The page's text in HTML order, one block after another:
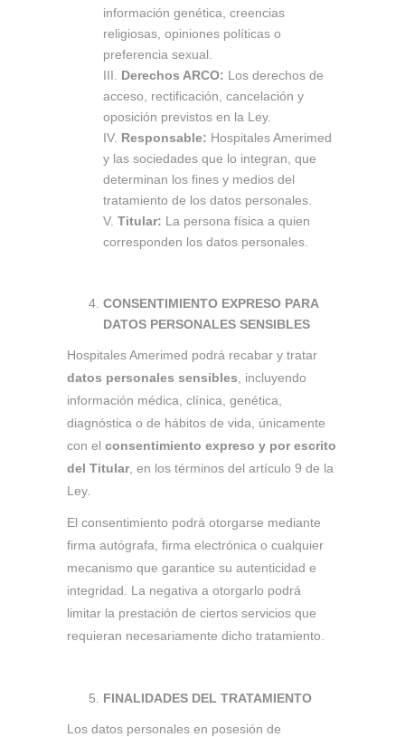
información genética, creencias
religiosas, opiniones políticas o
preferencia sexual.
III. Derechos ARCO: Los derechos de
acceso, rectificación, cancelación y
oposición previstos en la Ley.
IV. Responsable: Hospitales Amerimed
y las sociedades que lo integran, que
determinan los fines y medios del
tratamiento de los datos personales.
V. Titular: La persona física a quien
corresponden los datos personales.
CONSENTIMIENTO EXPRESO PARA
DATOS PERSONALES SENSIBLES
Hospitales Amerimed podrá recabar y tratar
datos personales sensibles , incluyendo
información médica, clínica, genética,
diagnóstica o de hábitos de vida, únicamente
con el consentimiento expreso y por escrito
del Titular, en los términos del artículo 9 de la
Ley.
El consentimiento podrá otorgarse mediante
firma autógrafa, firma electrónica o cualquier
mecanismo que garantice su autenticidad e
integridad. La negativa a otorgarlo podrá
limitar la prestación de ciertos servicios que
requieran necesariamente dicho tratamiento.
FINALIDADES DEL TRATAMIENTO
Los datos personales en posesión de